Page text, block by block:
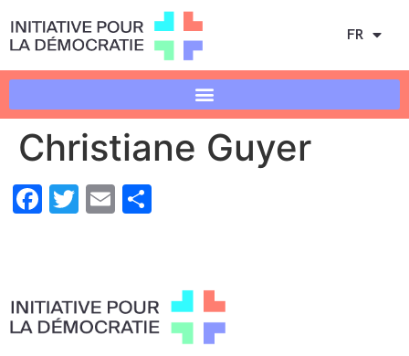
FR
Christiane Guyer
Facebook
Twitter
Email